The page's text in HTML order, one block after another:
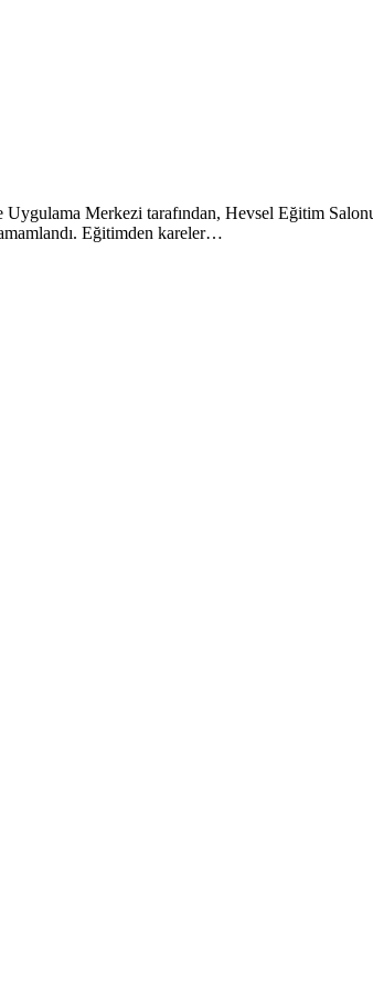
Merkezi tarafından, Hevsel Eğitim
Eğitimden kareler…